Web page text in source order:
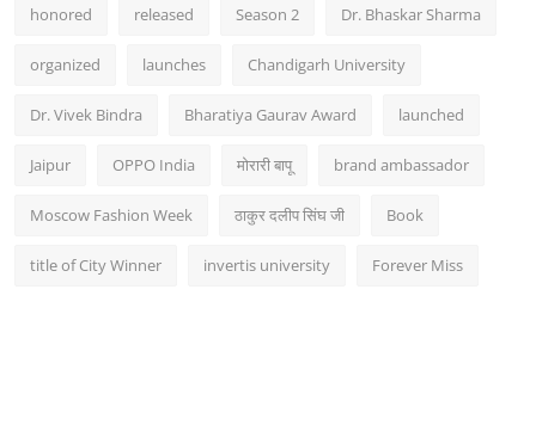
honored released Season 2 Dr. Bhaskar Sharma
organized launches Chandigarh University
Dr. Vivek Bindra Bharatiya Gaurav Award launched
Jaipur OPPO India मोरारी बापू brand ambassador
Moscow Fashion Week ठाकुर दलीप सिंघ जी Book
title of City Winner invertis university Forever Miss